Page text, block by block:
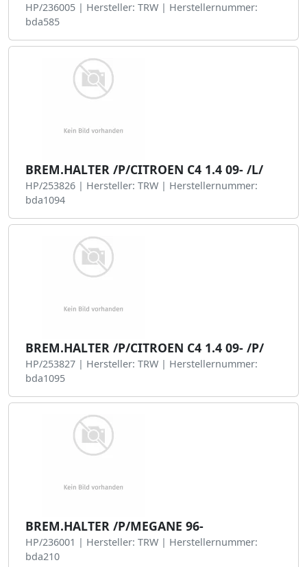
HP/236005 | Hersteller: TRW | Herstellernummer:
bda585
BREM.HALTER /P/CITROEN C4 1.4 09- /L/
HP/253826 | Hersteller: TRW | Herstellernummer:
bda1094
BREM.HALTER /P/CITROEN C4 1.4 09- /P/
HP/253827 | Hersteller: TRW | Herstellernummer:
bda1095
BREM.HALTER /P/MEGANE 96-
HP/236001 | Hersteller: TRW | Herstellernummer:
bda210